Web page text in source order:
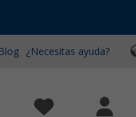
Blog ¿Necesitas ayuda?